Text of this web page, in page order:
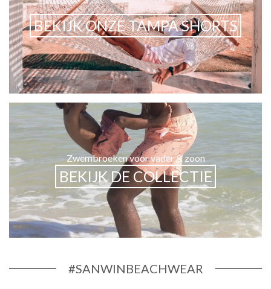
BEKIJK ONZE TAMPA SHORTS
Zwembroeken voor vader & zoon
BEKIJK DE COLLECTIE
#SANWINBEACHWEAR